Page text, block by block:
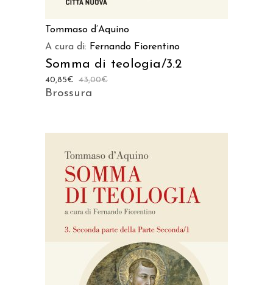
Tommaso d’Aquino
A cura di: Fernando Fiorentino
Somma di teologia/3.2
43,00€
40,85€
Brossura
AGGIUNGI AL CARRELLO